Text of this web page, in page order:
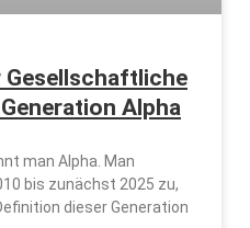
Gesellschaftliche
Alpha
man Alpha. Man
bis zunächst 2025 zu,
dieser Generation